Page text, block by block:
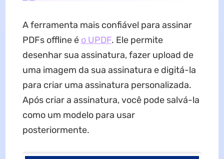
A ferramenta mais confiável para assinar
PDFs offline é o UPDF. Ele permite
desenhar sua assinatura, fazer upload de
uma imagem da sua assinatura e digitá-la
para criar uma assinatura personalizada.
Após criar a assinatura, você pode salvá-la
como um modelo para usar
posteriormente.